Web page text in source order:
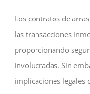
Los contratos de
las transacciones
proporcionando
involucradas. Sin
implicaciones legales